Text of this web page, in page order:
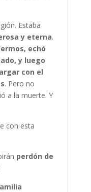
Estaba
y eterna.
echó
y luego
con el
. Pero no
a la muerte. Y
con esta
perdón de